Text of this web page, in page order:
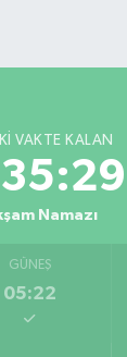
VAKTE KALAN
Namazı
GÜNEŞ
05:22